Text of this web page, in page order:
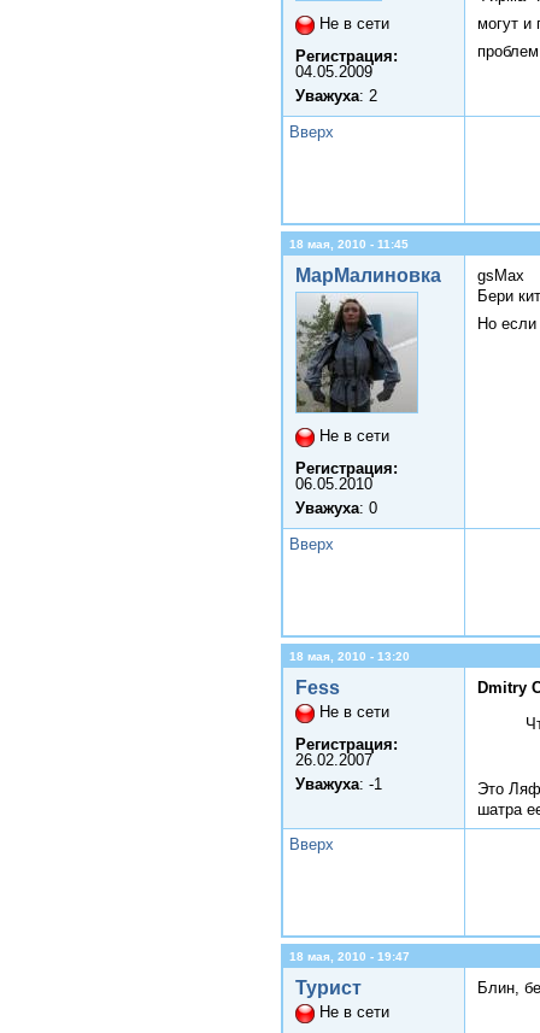
Не в сети
Регистрация:
04.05.2009
Уважуха: 2
могут и
Вверх
18 мая, 2010 - 11:45
МарМалиновка
Не в сети
Регистрация:
06.05.2010
Уважуха: 0
gsMax
Бери
Но
Вверх
18 мая, 2010 - 13:20
Fess
Не в сети
Регистрация:
26.02.2007
Уважуха: -1
Dmitry
Это
шатра
Вверх
18 мая, 2010 - 19:47
Турист
Не в сети
Блин,